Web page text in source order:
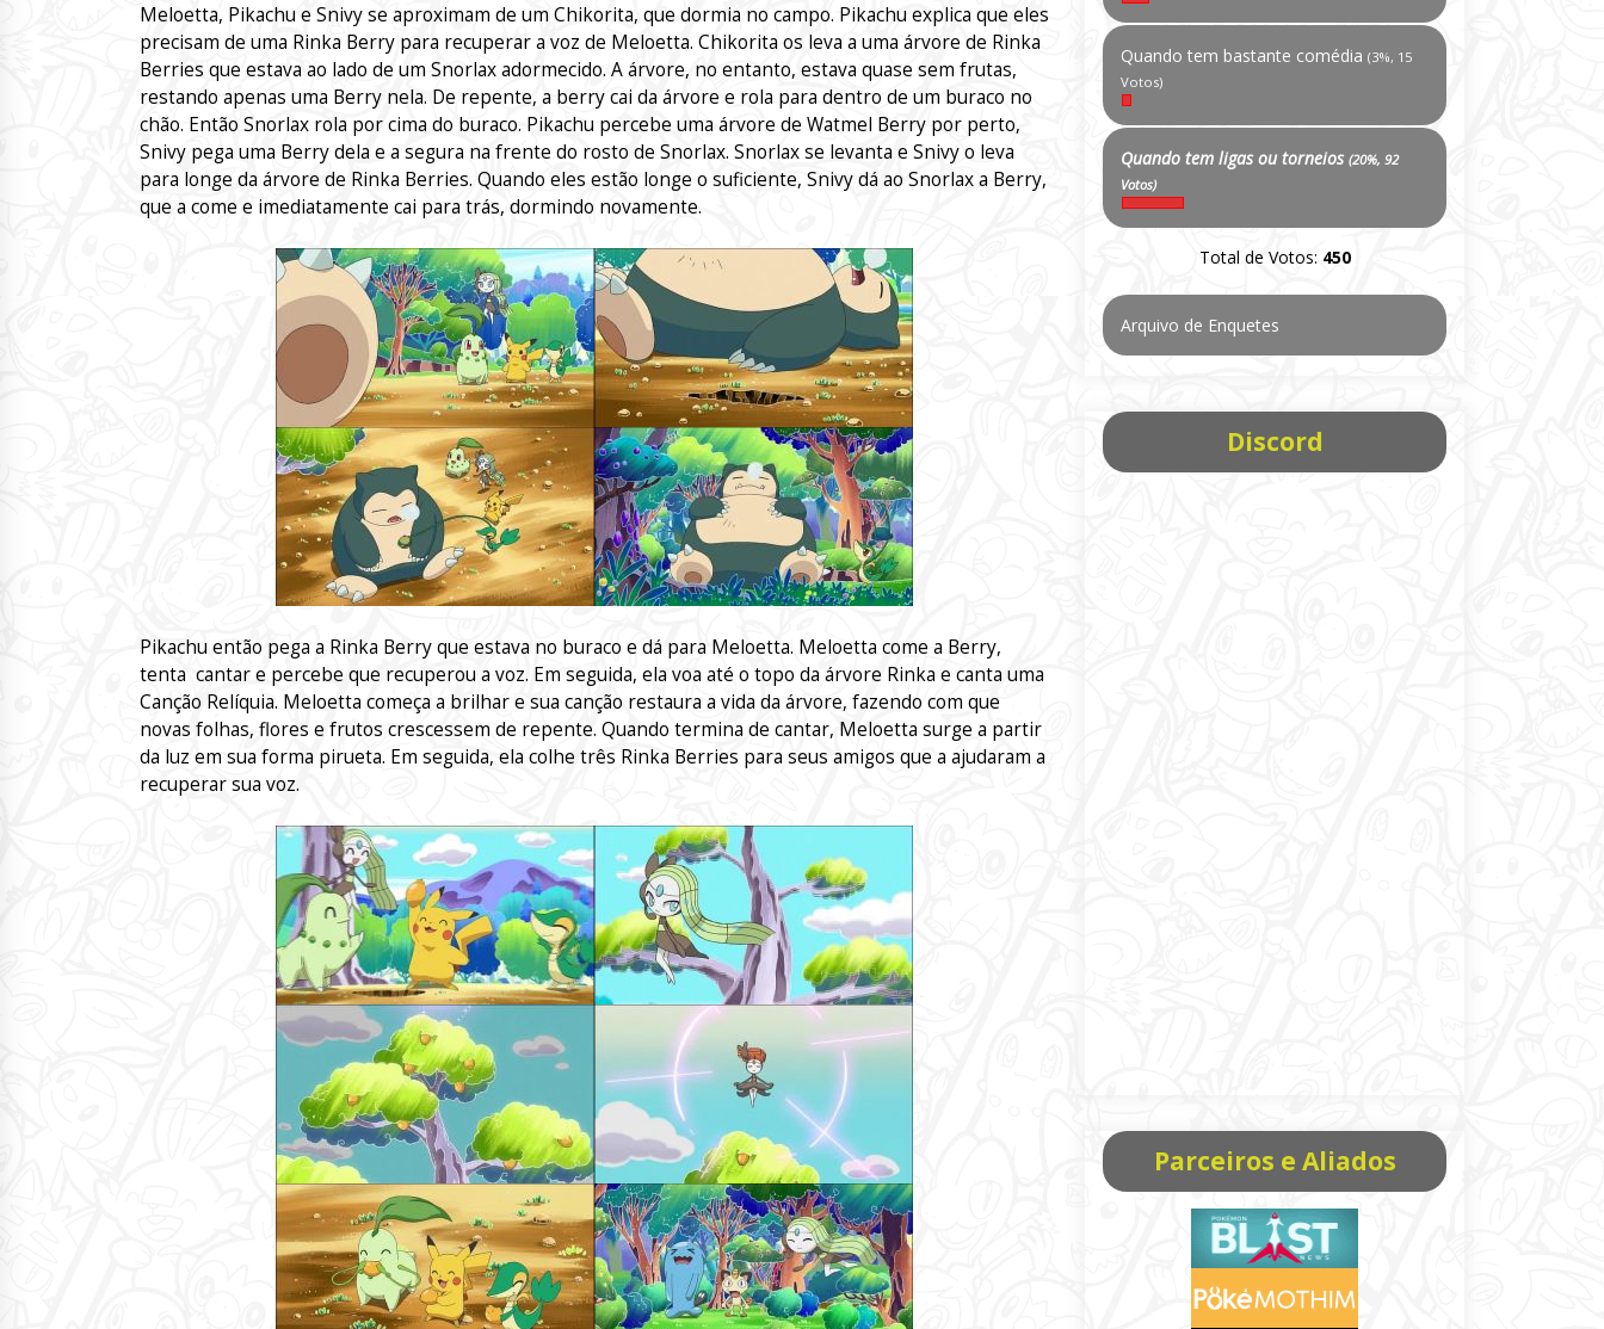
Meloetta, Pikachu e Snivy se aproximam de um Chikorita, que dormia no campo. Pikachu explica que eles
precisam de uma Rinka Berry para recuperar a voz de Meloetta. Chikorita os leva a uma árvore de Rinka
Berries que estava ao lado de um Snorlax adormecido. A árvore, no entanto, estava quase sem frutas,
restando apenas uma Berry nela. De repente, a berry cai da árvore e rola para dentro de um buraco no
chão. Então Snorlax rola por cima do buraco. Pikachu percebe uma árvore de Watmel Berry por perto,
Snivy pega uma Berry dela e a segura na frente do rosto de Snorlax. Snorlax se levanta e Snivy o leva
para longe da árvore de Rinka Berries. Quando eles estão longe o suficiente, Snivy dá ao Snorlax a Berry,
que a come e imediatamente cai para trás, dormindo novamente.
Pikachu então pega a Rinka Berry que estava no buraco e dá para Meloetta. Meloetta come a Berry,
tenta cantar e percebe que recuperou a voz. Em seguida, ela voa até o topo da árvore Rinka e canta uma
Canção Relíquia. Meloetta começa a brilhar e sua canção restaura a vida da árvore, fazendo com que
novas folhas, flores e frutos crescessem de repente. Quando termina de cantar, Meloetta surge a partir
da luz em sua forma pirueta. Em seguida, ela colhe três Rinka Berries para seus amigos que a ajudaram a
recuperar sua voz.
Quando tem bastante comédia (3%, 15
Votos)
Quando tem ligas ou torneios (20%, 92
Votos)
Total de Votos: 450
Arquivo de Enquetes
Discord
Parceiros e Aliados